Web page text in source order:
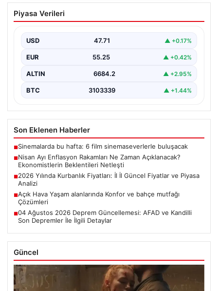
Nisan Ayı Enflasyon Rakamları Ne
Zaman Açıklanacak? Ekonomistlerin
Türkiye İstatistik Kurumu (TÜİK) tarafından açıklanacak
Piyasa Verileri
USD 47.71 ▲ +0.17%
EUR 55.25 ▲ +0.42%
ALTIN 6684.2 ▲ +2.95%
BTC 3103339 ▲ +1.44%
Son Eklenen Haberler
■Sinemalarda bu hafta: 6 film sinemaseverlerle buluşacak
■Nisan Ayı Enflasyon Rakamları Ne Zaman Açıklanacak?
Ekonomistlerin Beklentileri Netleşti
■2026 Yılında Kurbanlık Fiyatları: İl İl Güncel Fiyatlar ve Piyasa
Analizi
■Açık Hava Yaşam alanlarında Konfor ve bahçe mutfağı
Çözümleri
■04 Ağustos 2026 Deprem Güncellemesi: AFAD ve Kandilli
Son Depremler İle İlgili Detaylar
Güncel